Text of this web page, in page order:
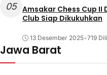
05 Amsakar Chess Cup II
Club Siap Dikukuhkan
13 Desember 2025•719
Jawa Barat